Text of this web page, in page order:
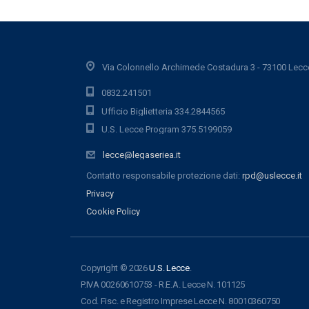
Via Colonnello Archimede Costadura 3 - 73100
0832.241501
Ufficio Biglietteria 334.2844565
U.S. Lecce Program 375.5199059
lecce@legaseriea.it
Contatto responsabile protezione dati: rpd@uslecce.it
Privacy
Cookie Policy
Copyright © 2026U.S. Lecce.
P.IVA 00260610753 - R.E.A. Lecce N. 101125
Cod. Fisc. e Registro Imprese Lecce N. 80010360750